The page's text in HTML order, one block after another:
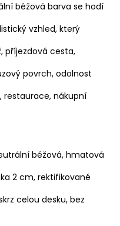
béžová barva se hodí
vzhled, který
příjezdová cesta,
povrch, odolnost
restaurace, nákupní
béžová, hmatová
2 cm, rektifikované
celou desku, bez